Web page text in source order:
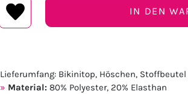
IN DEN
Lieferumfang: Bikinitop, Höschen, Stoffbeutel
Material: 80% Polyester, 20% Elasthan